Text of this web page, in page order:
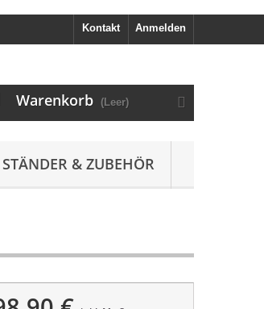
Anmelden
Kontakt
Warenkorb (Leer)
STÄNDER & ZUBEHÖR